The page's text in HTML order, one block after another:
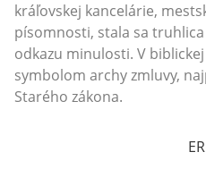
kráľovskej kancelárie,
písomnosti, stala sa
odkazu minulosti. V
symbolom archy zmluvy,
Starého zákona.